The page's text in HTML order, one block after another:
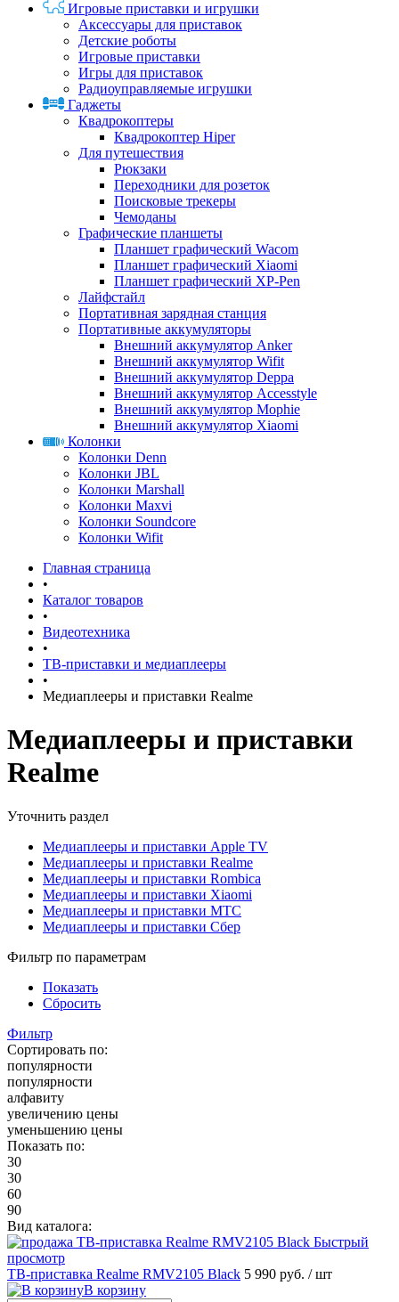
Игровые приставки и игрушки
Аксессуары для приставок
Детские роботы
Игровые приставки
Игры для приставок
Радиоуправляемые игрушки
Гаджеты
Квадрокоптеры
Квадрокоптер Hiper
Для путешествия
Рюкзаки
Переходники для розеток
Поисковые трекеры
Чемоданы
Графические планшеты
Планшет графический Wacom
Планшет графический Xiaomi
Планшет графический XP-Pen
Лайфстайл
Портативная зарядная станция
Портативные аккумуляторы
Внешний аккумулятор Anker
Внешний аккумулятор Wifit
Внешний аккумулятор Deppa
Внешний аккумулятор Accesstyle
Внешний аккумулятор Mophie
Внешний аккумулятор Xiaomi
Колонки
Колонки Denn
Колонки JBL
Колонки Marshall
Колонки Maxvi
Колонки Soundcore
Колонки Wifit
Главная страница
•
Каталог товаров
•
Видеотехника
•
ТВ-приставки и медиаплееры
•
Медиаплееры и приставки Realme
Медиаплееры и приставки
Realme
Уточнить раздел
Медиаплееры и приставки Apple TV
Медиаплееры и приставки Realme
Медиаплееры и приставки Rombica
Медиаплееры и приставки Xiaomi
Медиаплееры и приставки МТС
Медиаплееры и приставки Сбер
Фильтр по параметрам
Показать
Сбросить
Фильтр
Сортировать по:
популярности
популярности
алфавиту
увеличению цены
уменьшению цены
Показать по:
30
30
60
90
Вид каталога:
Быстрый
просмотр
ТВ-приставка Realme RMV2105 Black 5 990 руб. / шт
В корзину